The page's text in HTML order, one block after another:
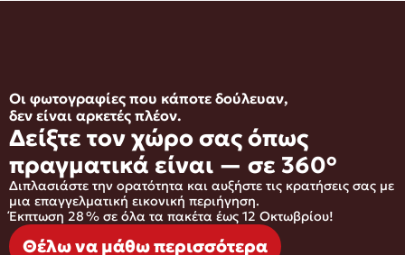
Οι φωτογραφίες που κάποτε δούλευαν,
δεν είναι αρκετές πλέον.
Δείξτε τον χώρο σας όπως
πραγματικά είναι — σε 360°
Διπλασιάστε την ορατότητα και αυξήστε τις κρατήσεις σας με
μια επαγγελματική εικονική περιήγηση.
Έκπτωση 28 % σε όλα τα πακέτα έως 12 Οκτωβρίου!
Θέλω να μάθω περισσότερα